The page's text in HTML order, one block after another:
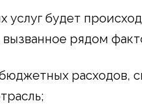
услуг будет
рядом
расходов,